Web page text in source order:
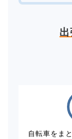
出
自転車をま